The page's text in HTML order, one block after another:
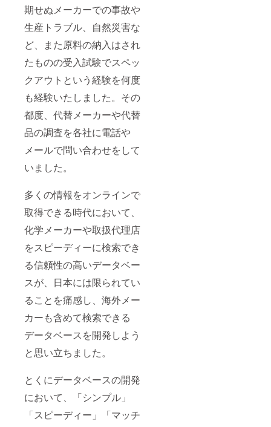
期せぬメーカーでの事故や
生産トラブル、自然災害な
ど、また原料の納入はされ
たものの受入試験でスペッ
クアウトという経験を何度
も経験いたしました。その
都度、代替メーカーや代替
品の調査を各社に電話や
メールで問い合わせをして
いました。
多くの情報をオンラインで
取得できる時代において、
化学メーカーや取扱代理店
をスピーディーに検索でき
る信頼性の高いデータベー
スが、日本には限られてい
ることを痛感し、海外メー
カーも含めて検索できる
データベースを開発しよう
と思い立ちました。
とくにデータベースの開発
において、「シンプル」
「スピーディー」「マッチ